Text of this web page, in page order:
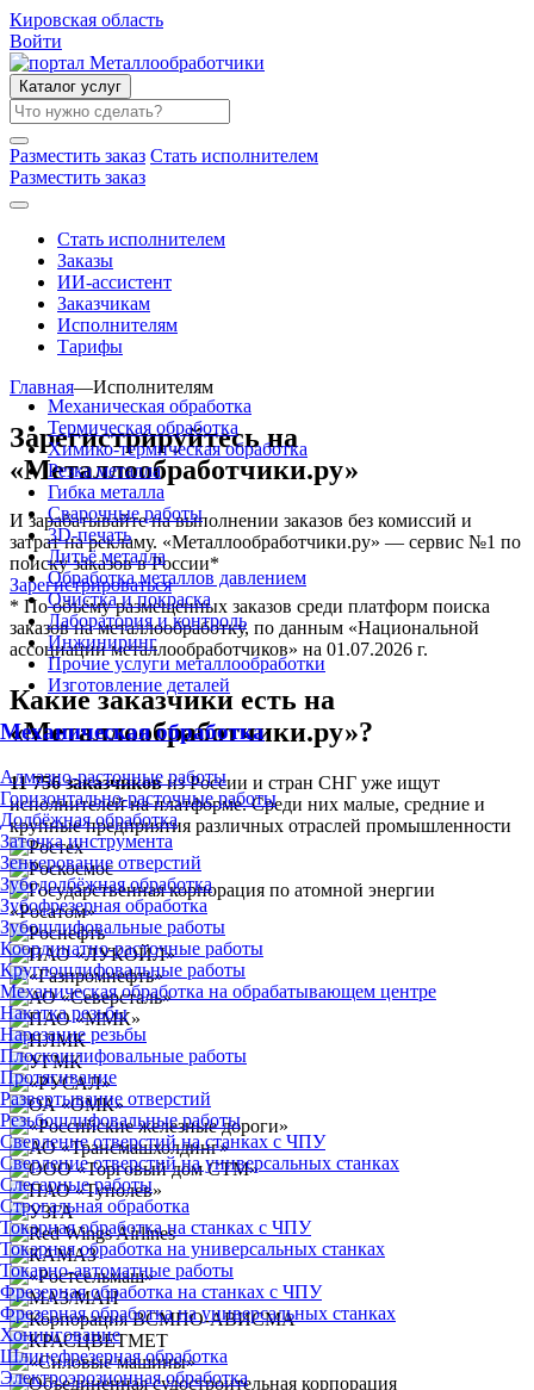
Кировская область
Войти
Каталог услуг
Разместить заказ Стать исполнителем
Разместить заказ
Стать исполнителем
Заказы
ИИ-ассистент
Заказчикам
Исполнителям
Тарифы
Механическая обработка
Термическая обработка
Химико-термическая обработка
Резка металла
Гибка металла
Сварочные работы
3D-печать
Литьё металла
Обработка металлов давлением
Очистка и покраска
Лаборатория и контроль
Инжиниринг
Прочие услуги металлообработки
Изготовление деталей
Механическая обработка
Алмазно-расточные работы
Горизонтально-расточные работы
Долбёжная обработка
Заточка инструмента
Зенкерование отверстий
Зубодолбёжная обработка
Зубофрезерная обработка
Зубошлифовальные работы
Координатно-расточные работы
Круглошлифовальные работы
Механическая обработка на обрабатывающем центре
Накатка резьбы
Нарезание резьбы
Плоскошлифовальные работы
Протягивание
Развертывание отверстий
Резьбошлифовальные работы
Сверление отверстий на станках с ЧПУ
Сверление отверстий на универсальных станках
Слесарные работы
Строгальная обработка
Токарная обработка на станках с ЧПУ
Токарная обработка на универсальных станках
Токарно-автоматные работы
Фрезерная обработка на станках с ЧПУ
Фрезерная обработка на универсальных станках
Хонингование
Шлицефрезерная обработка
Электроэрозионная обработка
Главная—Исполнителям
Зарегистрируйтесь на
«Металлообработчики.ру»
И зарабатывайте на выполнении заказов без комиссий и
затрат на рекламу. «Металлообработчики.ру» — сервис №1 по
поиску заказов в России*
Зарегистрироваться
* По объёму размещенных заказов среди платформ поиска
заказов на металлообработку, по данным «Национальной
ассоциации металлообработчиков» на 01.07.2026 г.
Какие заказчики есть на
«Металлообработчики.ру»?
11 756 заказчиковиз России и стран СНГ уже ищут
исполнителей на платформе. Среди них малые, средние и
крупные предприятия различных отраслей промышленности